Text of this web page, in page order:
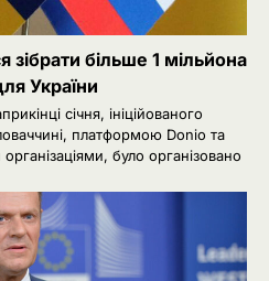
зібрати більше 1 мільйона
України
січня, ініційованого
платформою Donio та
було організовано
збільшив фінансування
енергетики